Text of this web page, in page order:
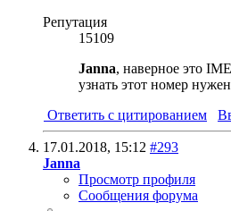
Репутация
15109
Janna, наверное это
узнать этот номер
Ответить с цитированием
17.01.2018, 15:12 #293
Janna
Просмотр профиля
Сообщения форума